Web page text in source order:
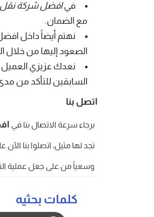
فيافضل شركة
مع الضمان.
نهتم أيضاً داخل
الصعود إليها من خلال
نعدك عزيزي
السابقين للتأكد من
اتصل بنا
برجاء سرعة الاتصال بنا في
تجد لها مثيل، اتصلوا بنا الآن
وسعياً من على جعل عملية
كلمات بحثيه